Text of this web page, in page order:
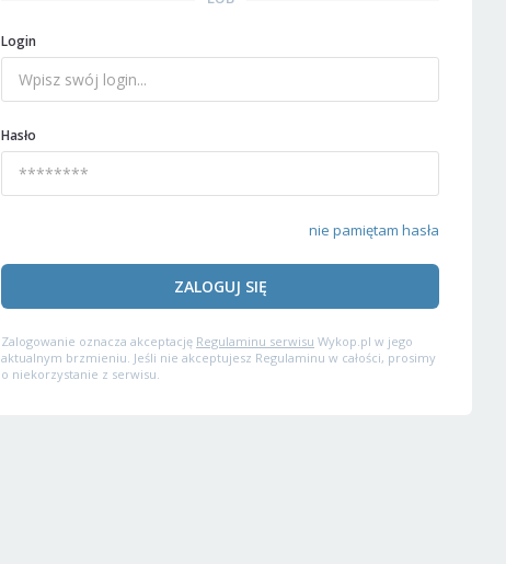
Login
Hasło
nie pamiętam hasła
ZALOGUJ SIĘ
Zalogowanie oznacza akceptację Regulaminu serwisu Wykop.pl w jego
aktualnym brzmieniu. Jeśli nie akceptujesz Regulaminu w całości, prosimy
o niekorzystanie z serwisu.